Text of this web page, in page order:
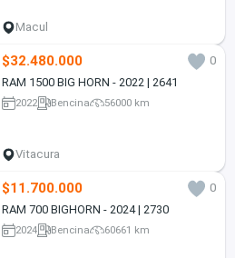
Macul
$32.480.000
0
RAM 1500 BIG HORN - 2022 | 2641
2022 Bencina 56000 km
Vitacura
$11.700.000
0
RAM 700 BIGHORN - 2024 | 2730
2024 Bencina 60661 km